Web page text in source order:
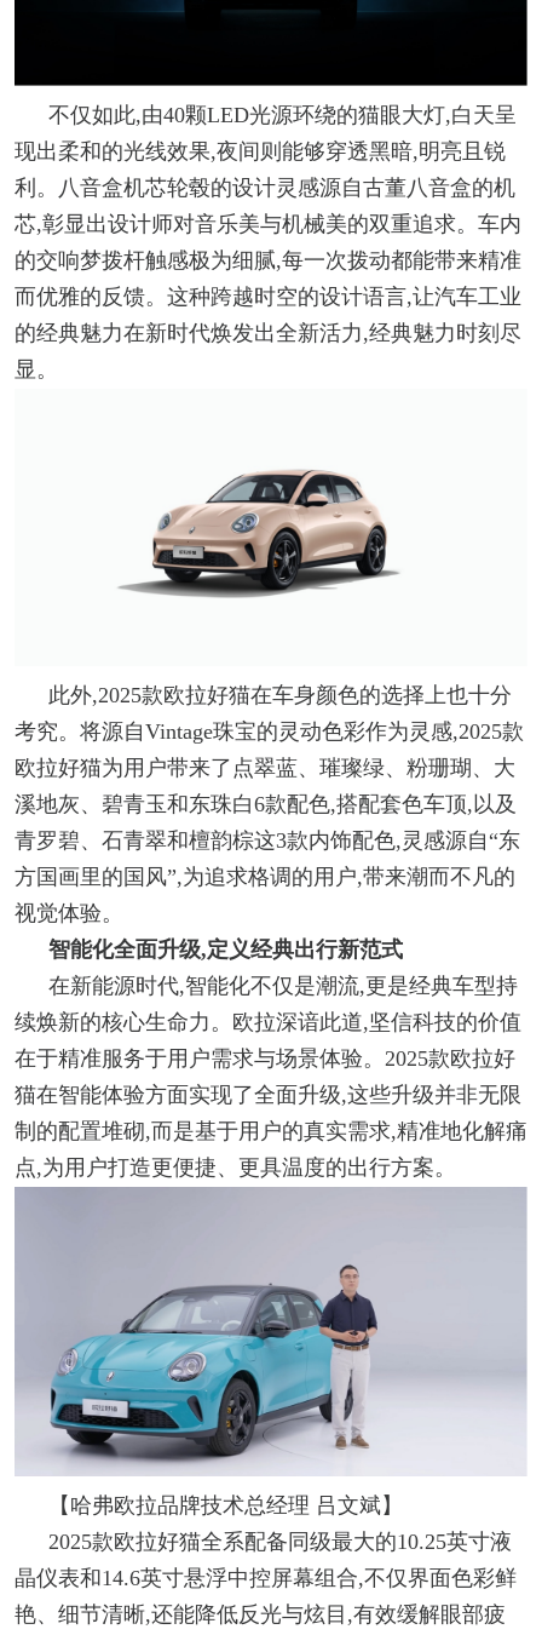
不仅如此,由40颗LED光源环绕的猫眼大灯,白天呈
现出柔和的光线效果,夜间则能够穿透黑暗,明亮且锐
利。八音盒机芯轮毂的设计灵感源自古董八音盒的机
芯,彰显出设计师对音乐美与机械美的双重追求。车内
的交响梦拨杆触感极为细腻,每一次拨动都能带来精准
而优雅的反馈。这种跨越时空的设计语言,让汽车工业
的经典魅力在新时代焕发出全新活力,经典魅力时刻尽
显。
此外,2025款欧拉好猫在车身颜色的选择上也十分
考究。将源自Vintage珠宝的灵动色彩作为灵感,2025款
欧拉好猫为用户带来了点翠蓝、璀璨绿、粉珊瑚、大
溪地灰、碧青玉和东珠白6款配色,搭配套色车顶,以及
青罗碧、石青翠和檀韵棕这3款内饰配色,灵感源自“东
方国画里的国风”,为追求格调的用户,带来潮而不凡的
视觉体验。
智能化全面升级,定义经典出行新范式
在新能源时代,智能化不仅是潮流,更是经典车型持
续焕新的核心生命力。欧拉深谙此道,坚信科技的价值
在于精准服务于用户需求与场景体验。2025款欧拉好
猫在智能体验方面实现了全面升级,这些升级并非无限
制的配置堆砌,而是基于用户的真实需求,精准地化解痛
点,为用户打造更便捷、更具温度的出行方案。
【哈弗欧拉品牌技术总经理 吕文斌】
2025款欧拉好猫全系配备同级最大的10.25英寸液
晶仪表和14.6英寸悬浮中控屏幕组合,不仅界面色彩鲜
艳、细节清晰,还能降低反光与炫目,有效缓解眼部疲